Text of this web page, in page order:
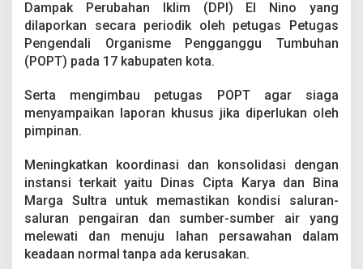
Dampak Perubahan Iklim (DPI) El Nino yang
dilaporkan secara periodik oleh petugas Petugas
Pengendali Organisme Pengganggu Tumbuhan
(POPT) pada 17 kabupaten kota.
Serta mengimbau petugas POPT agar siaga
menyampaikan laporan khusus jika diperlukan oleh
pimpinan.
Meningkatkan koordinasi dan konsolidasi dengan
instansi terkait yaitu Dinas Cipta Karya dan Bina
Marga Sultra untuk memastikan kondisi saluran-
saluran pengairan dan sumber-sumber air yang
melewati dan menuju lahan persawahan dalam
keadaan normal tanpa ada kerusakan.